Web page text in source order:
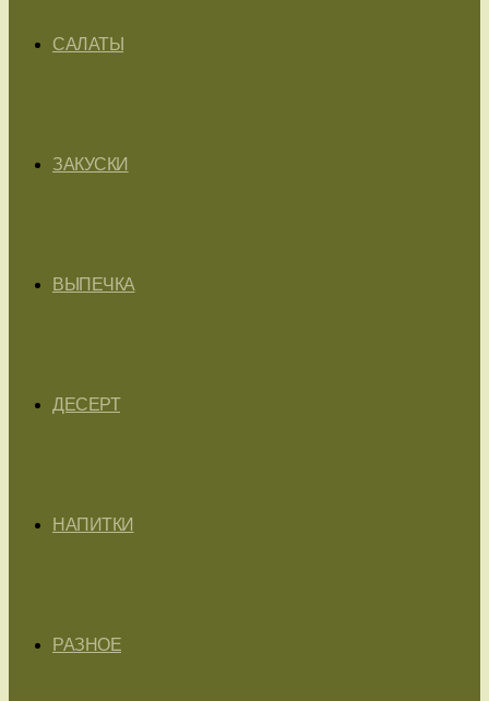
САЛАТЫ
ЗАКУСКИ
ВЫПЕЧКА
ДЕСЕРТ
НАПИТКИ
РАЗНОЕ